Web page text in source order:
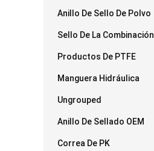
Anillo De Sello De Polvo
Sello De La Combinación
Productos De PTFE
Manguera Hidráulica
Ungrouped
Anillo De Sellado OEM
Correa De PK